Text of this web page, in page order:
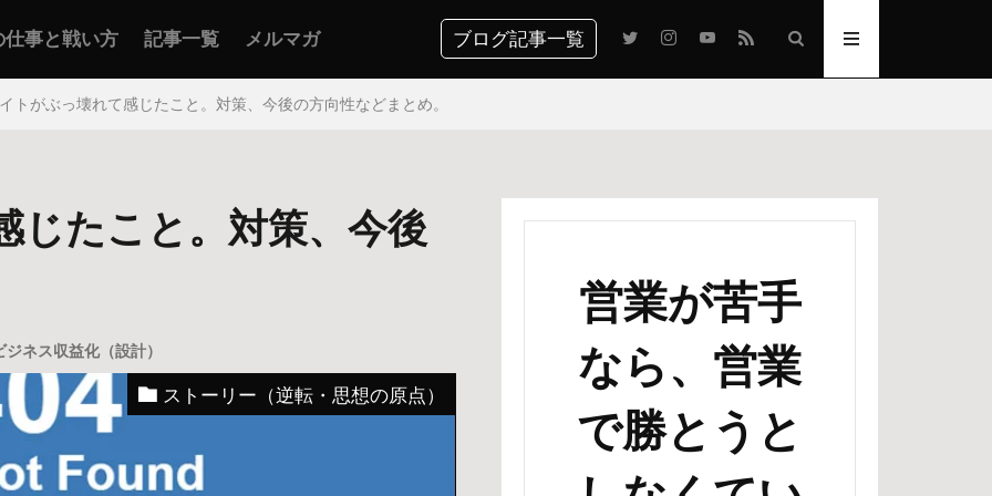
事と戦い方 記事一覧 メルマガ ブログ記事一覧
トがぶっ壊れて感じたこと。対策、今後の方向性などまとめ。
じたこと。対策、今後
ジネス収益化（設計）
ストーリー（逆転・思想の原点）
営業が苦手
なら、営業
で勝とうと